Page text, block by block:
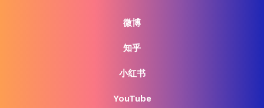
微博
知乎
小红书
YouTube